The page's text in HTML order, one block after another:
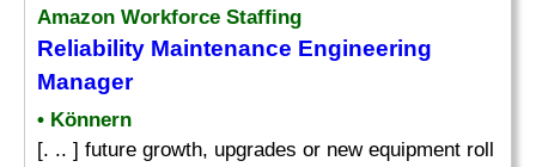
Amazon Workforce Staffing
Reliability Maintenance Engineering
Manager
• Könnern
[. .. ] future growth, upgrades or new equipment roll